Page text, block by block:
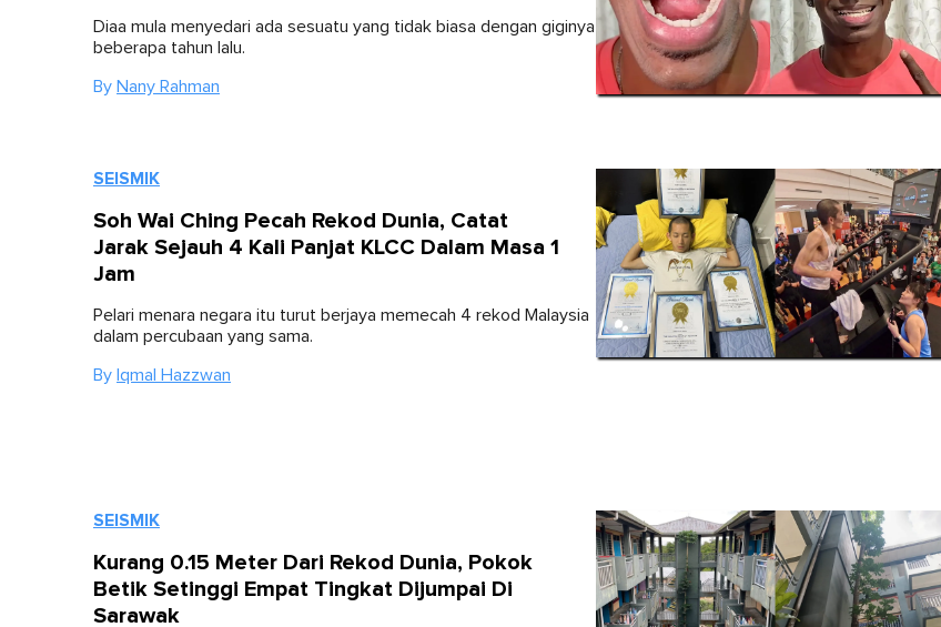
Diaa mula menyedari ada sesuatu yang tidak biasa dengan giginya
beberapa tahun lalu.
By Nany Rahman
SEISMIK
Soh Wai Ching Pecah Rekod Dunia, Catat
Jarak Sejauh 4 Kali Panjat KLCC Dalam Masa 1
Jam
Pelari menara negara itu turut berjaya memecah 4 rekod Malaysia
dalam percubaan yang sama.
By Iqmal Hazzwan
SEISMIK
Kurang 0.15 Meter Dari Rekod Dunia, Pokok
Betik Setinggi Empat Tingkat Dijumpai Di
Sarawak